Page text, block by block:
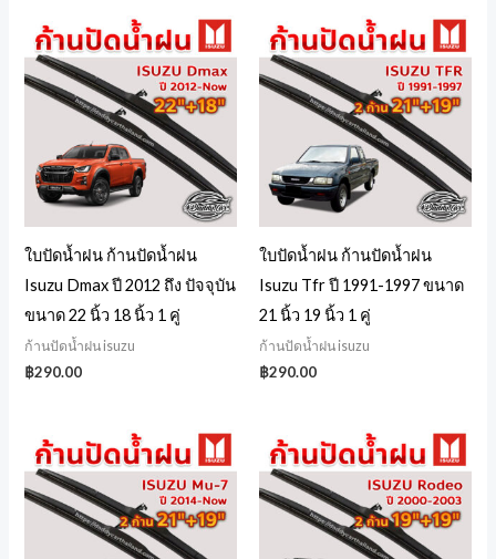
ใบปัดน้ำฝน ก้านปัดน้ำฝน
Isuzu Dmax ปี 2012 ถึง ปัจจุบัน
ขนาด 22 นิ้ว 18 นิ้ว 1 คู่
ก้านปัดน้ำฝน isuzu
฿290.00
ใบปัดน้ำฝน ก้านปัดน้ำฝน
Isuzu Tfr ปี 1991-1997 ขนาด
21 นิ้ว 19 นิ้ว 1 คู่
ก้านปัดน้ำฝน isuzu
฿290.00